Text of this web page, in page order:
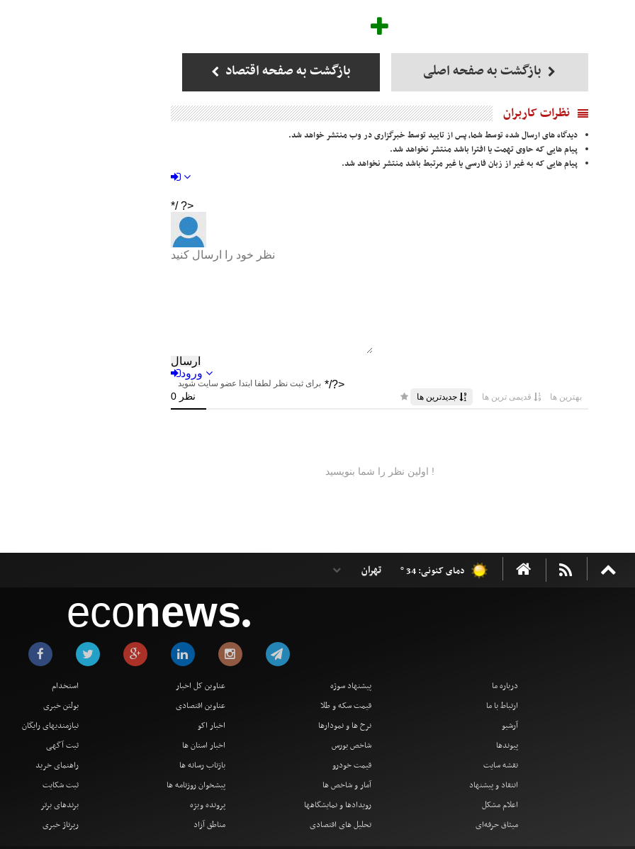
بازگشت به صفحه اصلی بازگشت به صفحه اقتصاد
نظرات کاربران
دیدگاه های ارسال شده توسط شما، پس از تایید توسط خبرگزاری در وب منتشر خواهد شد.
پیام هایی که حاوی تهمت یا افترا باشد منتشر نخواهد شد.
پیام هایی که به غیر از زبان فارسی یا غیر مرتبط باشد منتشر نخواهد شد.
دمای کنونی: 34 °
econews●
درباره ما
ارتباط با ما
آرشیو
پیوندها
نقشه سایت
انتقاد و پیشنهاد
اعلام مشکل
میثاق حرفه‌ای
پیشنهاد سوژه
قیمت سکه و طلا
نرخ ها و نمودارها
شاخص بورس
قیمت خودرو
آمار و شاخص ها
رویدادها و نمایشگاهها
تحلیل های اقتصادی
عناوین کل اخبار
عناوین اقتصادی
اخبار اکو
اخبار استان ها
بازتاب رسانه ها
پیشخوان روزنامه ها
پرونده ویژه
مناطق آزاد
استخدام
بولتن خبری
نیازمندیهای رایگان
ثبت آگهی
راهنمای خرید
ثبت شکایت
برندهای برتر
رپرتاژ خبری